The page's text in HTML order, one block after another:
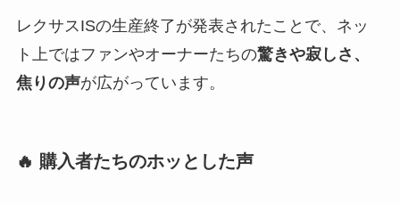
レクサスISの生産終了が発表されたことで、ネッ
ト上ではファンやオーナーたちの驚きや寂しさ、
焦りの声が広がっています。
🔥 購入者たちのホッとした声